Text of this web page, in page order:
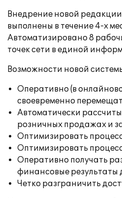
Внедрение новой
выполнены в течение 4-х
Автоматизировано 8
точек сети в единой
Возможности новой
Оперативно (в
своевременно
Автоматически
розничных продажах и
Оптимизировать
Оптимизировать
Оперативно получать
финансовые результаты
Четко разграничить